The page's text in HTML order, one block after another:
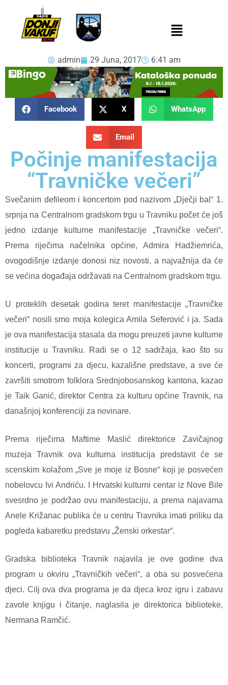
admin 29 Juna, 2017 6:41 am
Facebook X WhatsApp
Email
Počinje manifestacija
“Travničke večeri”
Svečanim defileom i koncertom pod nazivom „Dječji bal“ 1.
srpnja na Centralnom gradskom trgu u Travniku počet će još
jedno izdanje kulturne manifestacije „Travničke večeri“.
Prema riječima načelnika općine, Admira Hadžiemrića,
ovogodišnje izdanje donosi niz novosti, a najvažnija da će
se većina događaja održavati na Centralnom gradskom trgu.
U proteklih desetak godina teret manifestacije „Travničke
večeri“ nosili smo moja kolegica Amila Seferović i ja. Sada
je ova manifestacija stasala da mogu preuzeti javne kulturne
institucije u Travniku. Radi se o 12 sadržaja, kao što su
koncerti, programi za djecu, kazališne predstave, a sve će
završiti smotrom folklora Srednjobosanskog kantona, kazao
je Taik Ganić, direktor Centra za kulturu općine Travnik, na
današnjoj konferenciji za novinare.
Prema riječima Maftime Maslić direktorice Zavičajnog
muzeja Travnik ova kulturna institucija predstavit će se
scenskim kolažom „Sve je moje iz Bosne“ koji je posvećen
nobelovcu Ivi Andriću. I Hrvatski kulturni centar iz Nove Bile
svesrdno je podržao ovu manifestaciju, a prema najavama
Anele Križanac publika će u centru Travnika imati priliku da
pogleda kabaretku predstavu „Ženski orkestar“.
Gradska biblioteka Travnik najavila je ove godine dva
program u okviru „Travničkih večeri“, a oba su posvećena
djeci. Cilj ova dva programa je da djeca kroz igru i zabavu
zavole knjigu i čitanje, naglasila je direktorica biblioteke,
Nermana Ramčić.